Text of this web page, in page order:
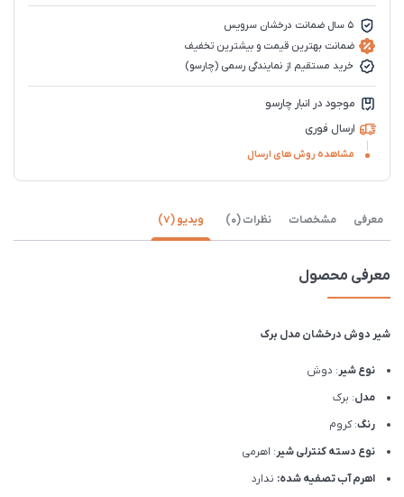
5 سال ضمانت درخشان سرویس
ضمانت بهترین قیمت و بیشترین تخفیف
خرید مستقیم از نمایندگی رسمی (چارسو)
موجود در انبار چارسو
ارسال فوری
مشاهده روش های ارسال
معرفی مشخصات نظرات (0) ویدیو (7)
معرفی محصول
شیر دوش درخشان مدل برک
نوع شیر: دوش
مدل: برک
رنگ: کروم
نوع دسته کنترلی شیر: اهرمی
اهرم آب تصفیه شده: ندارد